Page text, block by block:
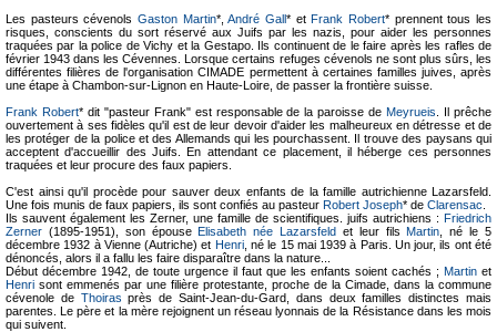
Les pasteurs cévenols Gaston Martin*,André Gall* etFrank Robert* prennent tous les
risques, conscients du sort réservé aux Juifs par les nazis, pour aider les personnes
traquées par la police de Vichy et la Gestapo. Ils continuent de le faire après les rafles de
février 1943 dans les Cévennes. Lorsque certains refuges cévenols ne sont plus sûrs, les
différentes filières de l'organisation CIMADE permettent à certaines familles juives, après
une étape à Chambon-sur-Lignon en Haute-Loire, de passer la frontière suisse.
Frank Robert* dit "pasteur Frank" est responsable de la paroisse deMeyrueis . Il prêche
ouvertement à ses fidèles qu'il est de leur devoir d'aider les malheureux en détresse et de
les protéger de la police et des Allemands qui les pourchassent. Il trouve des paysans qui
acceptent d'accueillir des Juifs. En attendant ce placement, il héberge ces personnes
traquées et leur procure des faux papiers.
C'est ainsi qu'il procède pour sauver deux enfants de la famille autrichienne Lazarsfeld.
Une fois munis de faux papiers, ils sont confiés au pasteur Robert Joseph* de Clarensac
Ils sauvent également les Zerner, une famille de scientifiques. juifs autrichiens : Friedrich
Zerner (1895-1951), son épouseElisabeth née Lazarsfeld et leur filsMartin , né le 5
décembre 1932 à Vienne (Autriche) et Henri, né le 15 mai 1939 à Paris. Un jour, ils ont été
dénoncés, alors il a fallu les faire disparaître dans la nature...
Début décembre 1942, de toute urgence il faut que les enfants soient cachés ; Martin et
Henri sont emmenés par une filière protestante, proche de la Cimade, dans la commune
cévenole de Thoiras près de Saint-Jean-du-Gard, dans deux familles distinctes mais
parentes. Le père et la mère rejoignent un réseau lyonnais de la Résistance dans les mois
qui suivent.